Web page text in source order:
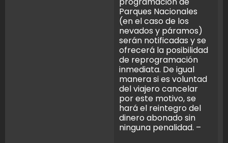
Parques Nacionales
(en el caso de los
nevados y páramos)
serán notificadas y se
ofrecerá la posibilidad
de reprogramación
inmediata. De igual
manera si es voluntad
del viajero cancelar
por este motivo, se
hará el reintegro del
dinero abonado sin
ninguna penalidad. –